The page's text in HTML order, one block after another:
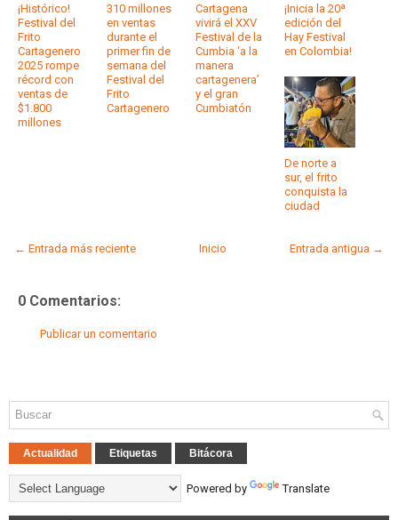
¡Histórico!
Festival del
Frito
Cartagenero
2025 rompe
récord con
ventas de
$1.800
millones
310 millones
en ventas
durante el
primer fin de
semana del
Festival del
Frito
Cartagenero
Cartagena
vivirá el XXV
Festival de la
Cumbia ‘a la
manera
cartagenera’
y el gran
Cumbiatón
¡Inicia la 20ª
edición del
Hay Festival
en Colombia!
De norte a
sur, el frito
conquista la
ciudad
← Entrada más reciente Entrada antigua →
Inicio
0 Comentarios:
Publicar un comentario
Actualidad Etiquetas Bitácora
Powered by Translate